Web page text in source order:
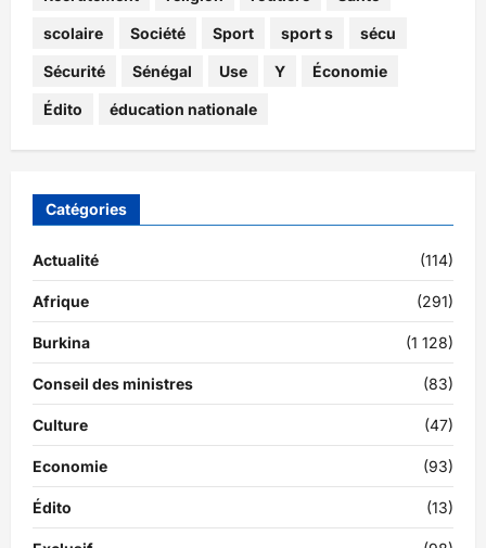
scolaire Société Sport sport s sécu
Sécurité Sénégal Use Y Économie
Édito éducation nationale
Catégories
Actualité (114)
Afrique (291)
Burkina (1 128)
Conseil des ministres (83)
Culture (47)
Economie (93)
Édito (13)